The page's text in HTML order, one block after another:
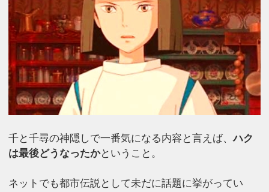
千と千尋の神隠しで一番気になる内容と言えば、ハク
は最後どうなったかということ。
ネットでも都市伝説として未だに話題に挙がってい